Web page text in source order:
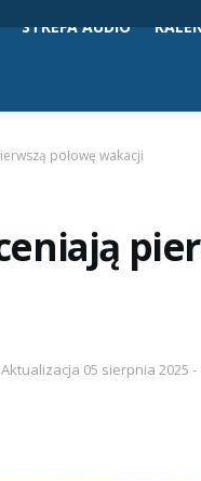
STREFA AUDIO
połowę wakacji
05 sierpnia 2025 -